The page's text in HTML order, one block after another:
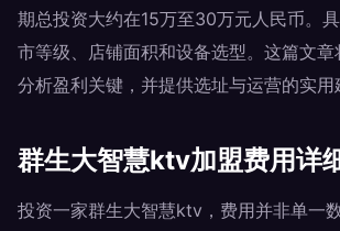
期总投资大约在15万至30万元人民币。
市等级、店铺面积和设备选型。这篇文章
分析盈利关键，并提供选址与运营的实用
群生大智慧ktv加盟费用详
投资一家群生大智慧ktv，费用并非单一